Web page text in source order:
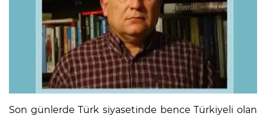
Son günlerde Türk siyasetinde bence Türkiyeli olan